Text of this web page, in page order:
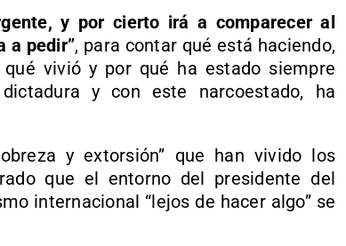
y por cierto irá a comparecer al
a pedir”, para contar qué está haciendo,
vivió y por qué ha estado siempre
y con este narcoestado, ha
y extorsión” que han vivido los
que el entorno del presidente del
internacional “lejos de hacer algo” se